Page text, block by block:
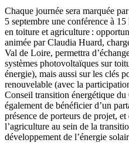
Chaque journée sera marquée
5 septembre une conférence à
en toiture et agriculture :
animée par Claudia Huard,
Val de Loire, permettra
systèmes photovoltaïques sur
énergie), mais aussi sur les clés
renouvelable (avec la
Conseil transition énergétique
également de bénéficier d’un
présence de porteurs de projet,
l’agriculture au sein de la
développement de l’énergie